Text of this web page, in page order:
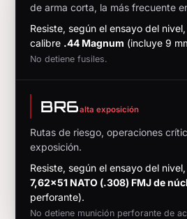
de arma corta, la más frecuente
Resiste, según el ensayo del
calibre .44 Magnum (incluye 9
No detiene fusiles.
BR6alta exposición
Rutas de riesgo, operaciones
exposición.
Resiste, según el ensayo del
7,62×51 NATO (.308) FMJ de
perforante).
No detiene munición perforante de